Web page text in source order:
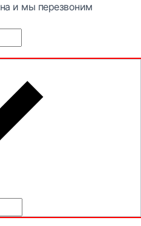
и мы перезвоним